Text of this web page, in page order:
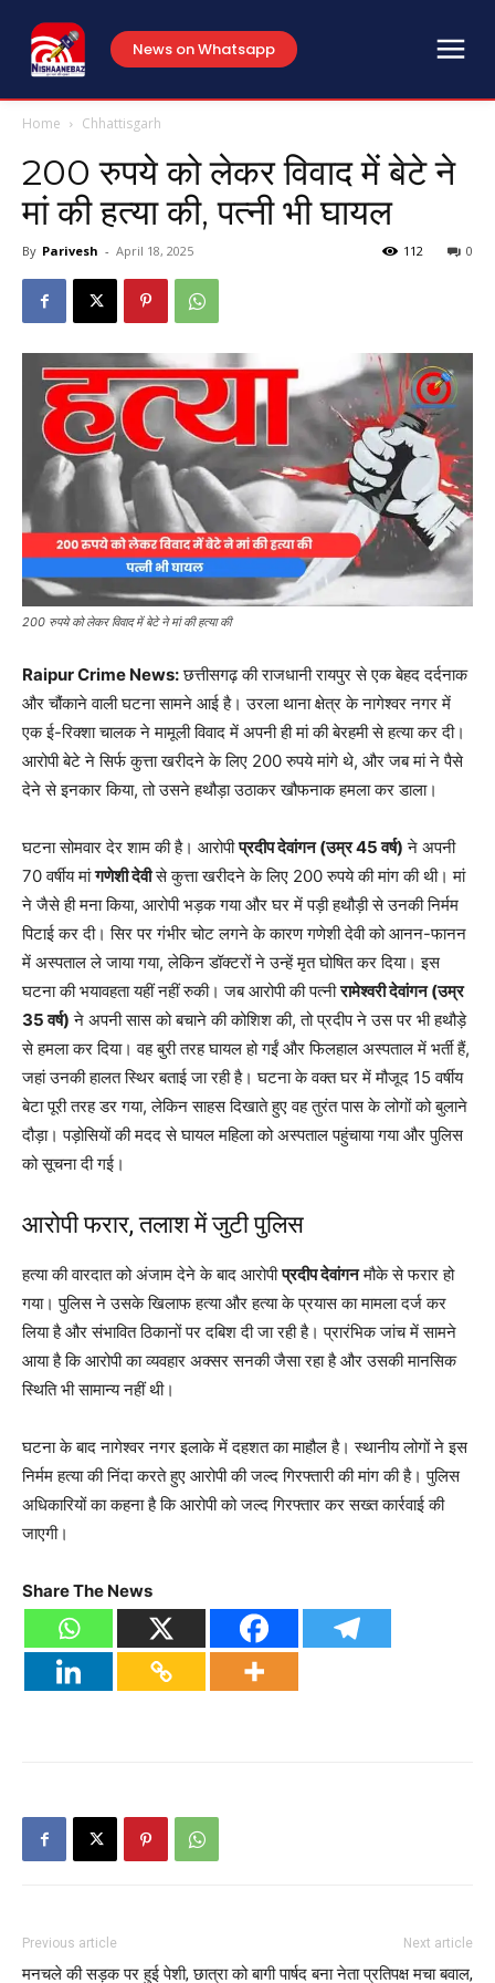
News on Whatsapp
Home Chhattisgarh
200 रुपये को लेकर विवाद में बेटे ने
मां की हत्या की, पत्नी भी घायल
By Parivesh - April 18, 2025 0
112
200 रुपये को लेकर विवाद में बेटे ने मां की हत्या की
Raipur Crime News:छत्तीसगढ़ की राजधानी रायपुर से एक बेहद दर्दनाक
और चौंकाने वाली घटना सामने आई है। उरला थाना क्षेत्र के नागेश्वर नगर में
एक ई-रिक्शा चालक ने मामूली विवाद में अपनी ही मां की बेरहमी से हत्या कर दी।
आरोपी बेटे ने सिर्फ कुत्ता खरीदने के लिए 200 रुपये मांगे थे, और जब मां ने पैसे
देने से इनकार किया, तो उसने हथौड़ा उठाकर खौफनाक हमला कर डाला।
घटना सोमवार देर शाम की है। आरोपीप्रदीप देवांगन (उम्र 45 वर्ष) ने अपनी
70 वर्षीय मांगणेशी देवीसे कुत्ता खरीदने के लिए 200 रुपये की मांग की थी। मां
ने जैसे ही मना किया, आरोपी भड़क गया और घर में पड़ी हथौड़ी से उनकी निर्मम
पिटाई कर दी। सिर पर गंभीर चोट लगने के कारण गणेशी देवी को आनन-फानन
में अस्पताल ले जाया गया, लेकिन डॉक्टरों ने उन्हें मृत घोषित कर दिया। इस
घटना की भयावहता यहीं नहीं रुकी। जब आरोपी की पत्नीरामेश्वरी देवांगन (उम्र
35 वर्ष) ने अपनी सास को बचाने की कोशिश की, तो प्रदीप ने उस पर भी हथौड़े
से हमला कर दिया। वह बुरी तरह घायल हो गईं और फिलहाल अस्पताल में भर्ती हैं,
जहां उनकी हालत स्थिर बताई जा रही है। घटना के वक्त घर में मौजूद 15 वर्षीय
बेटा पूरी तरह डर गया, लेकिन साहस दिखाते हुए वह तुरंत पास के लोगों को बुलाने
दौड़ा। पड़ोसियों की मदद से घायल महिला को अस्पताल पहुंचाया गया और पुलिस
को सूचना दी गई।
आरोपी फरार, तलाश में जुटी पुलिस
हत्या की वारदात को अंजाम देने के बाद आरोपीप्रदीप देवांगनमौके से फरार हो
गया। पुलिस ने उसके खिलाफ हत्या और हत्या के प्रयास का मामला दर्ज कर
लिया है और संभावित ठिकानों पर दबिश दी जा रही है। प्रारंभिक जांच में सामने
आया है कि आरोपी का व्यवहार अक्सर सनकी जैसा रहा है और उसकी मानसिक
स्थिति भी सामान्य नहीं थी।
घटना के बाद नागेश्वर नगर इलाके में दहशत का माहौल है। स्थानीय लोगों ने इस
निर्मम हत्या की निंदा करते हुए आरोपी की जल्द गिरफ्तारी की मांग की है। पुलिस
अधिकारियों का कहना है कि आरोपी को जल्द गिरफ्तार कर सख्त कार्रवाई की
जाएगी।
Share The News
Previous article
मनचले की सड़क पर हुई पेशी, छात्रा को
Next article
बागी पार्षद बना नेता प्रतिपक्ष मचा बवाल,